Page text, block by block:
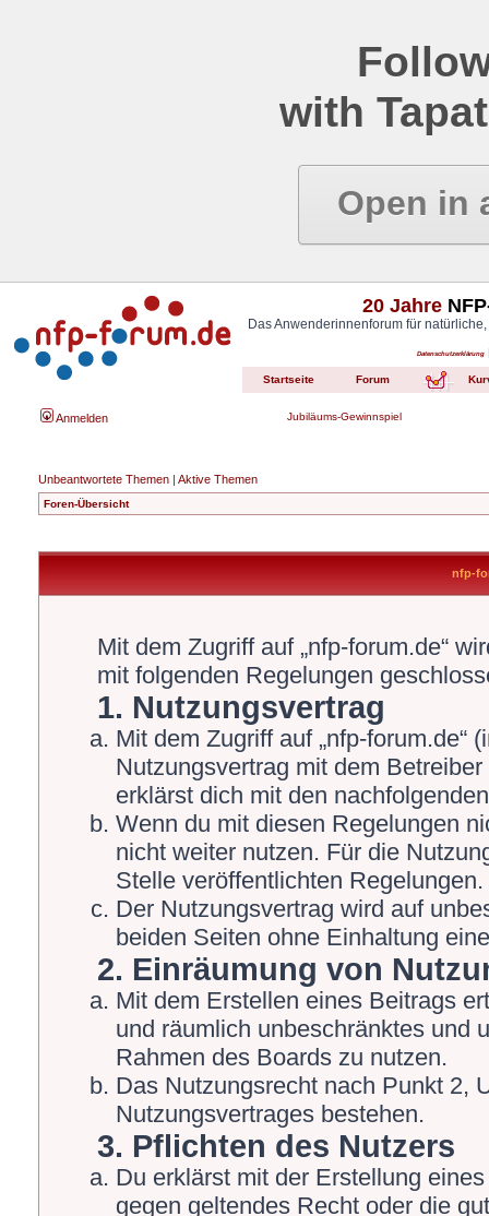
with
Open in
20 Jahre
Das Anwenderinnenforum für
Datenschutzerklärung
Startseite Forum
Anmelden Jubiläums-Gewinnspiel
Unbeantwortete Themen | Aktive Themen
Foren-Übersicht
nfp-
Mit dem Zugriff auf „nfp-forum.de“
mit folgenden Regelungen
1. Nutzungsvertrag
Mit dem Zugriff auf „nfp-forum.de“
Nutzungsvertrag mit dem
erklärst dich mit den
Wenn du mit diesen Regelungen
nicht weiter nutzen. Für die
Stelle veröffentlichten Regelungen.
Der Nutzungsvertrag wird auf
beiden Seiten ohne Einhaltung
2. Einräumung von
Mit dem Erstellen eines Beitrags
und räumlich unbeschränktes und
Rahmen des Boards zu nutzen.
Das Nutzungsrecht nach Punkt 2,
Nutzungsvertrages bestehen.
3. Pflichten des Nutzers
Du erklärst mit der Erstellung
gegen geltendes Recht oder die